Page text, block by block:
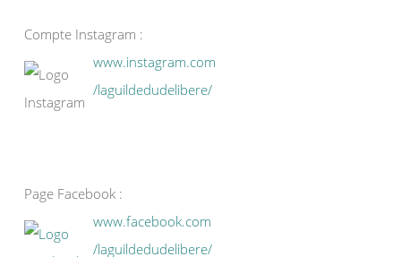
Compte Instagram :
www.instagram.com
/laguildedudelibere/
Page Facebook :
www.facebook.com
/laguildedudelibere/